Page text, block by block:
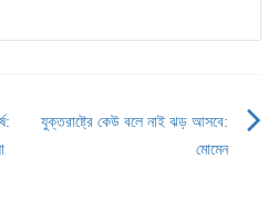
যুক্তরাষ্ট্রে কেউ বলে নাই ঝড় আসবে:
মোমেন